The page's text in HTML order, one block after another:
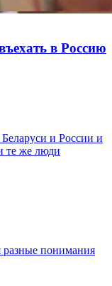
в Россию
и России и
те же люди
понимания